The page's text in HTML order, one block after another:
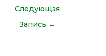
Следующая
Запись →